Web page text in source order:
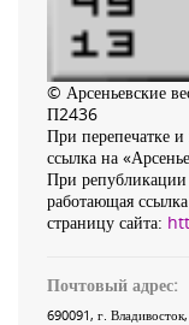
© Арсеньевские
П2436
При перепечатке
ссылка на
При републикации
работающая
страницу сайта:
Почтовый адрес:
690091, г. Владивосток,